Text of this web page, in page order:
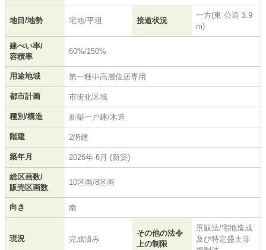
地目/地勢 宅地/平坦 接道状況
一方(東 公道 3.9
m)
建ぺい率/
容積率
60%/150%
用途地域 第一種中高層住居専用
都市計画 市街化区域
種別/構造 新築一戸建/木造
階建 2階建
築年月 2026年 6月 (新築)
総区画数/
販売区画数
10区画/8区画
向き 南
現況 完成済み
その他の法令
上の制限
景観法/宅地造成
及び特定盛土等